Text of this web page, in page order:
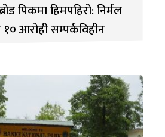
पिकमा हिमपहिरो: निर्मल
१० आरोही सम्पर्कविहीन